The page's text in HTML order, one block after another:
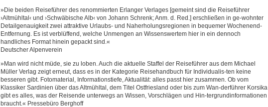
»Die beiden Reiseführer des renommierten Erlanger Verlages [gemeint sind die Reiseführer
›Altmühltal‹ und ›Schwäbische Alb‹ von Johann Schrenk; Anm. d. Red.] erschließen in ge-wohnter
Detailgenauigkeit zwei attraktive Urlaubs- und Naherholungsregionen in bequemer Wochenend-
Entfernung. Es ist verblüffend, welche Unmengen an Wissenswertem hier in ein dennoch
handliches Format hinein gepackt sind.«
Deutscher Alpenverein
»Man wird nicht müde, sie zu loben. Auch die aktuelle Staffel der Reiseführer aus dem Michael
Müller Verlag zeigt erneut, dass es in der Kategorie Reisehandbuch für Individualis-ten keine
besseren gibt. Fotomaterial, Informationstiefe, Aktualität: alles passt hier zusammen. Ob vom
Klassiker Sardinien über das Altmühltal, dem Titel Ostfriesland oder bis zum Wan-derführer Korsika
gibt es alles, was der Reisende unterwegs an Wissen, Vorschlägen und Hin-tergrundinformationen
braucht.« Pressebüro Berghoff